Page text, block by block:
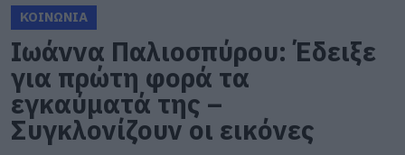
ΚΟΙΝΩΝΙΑ
Ιωάννα Παλιοσπύρου: Έδειξε
για πρώτη φορά τα
εγκαύματά της –
Συγκλονίζουν οι εικόνες